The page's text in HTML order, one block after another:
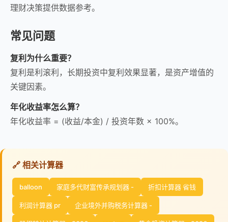
理财决策提供数据参考。
常见问题
复利为什么重要？
复利是利滚利，长期投资中复利效果显著，是资产增值的
关键因素。
年化收益率怎么算？
年化收益率 = (收益/本金) / 投资年数 × 100%。
🔗 相关计算器
balloon 家庭多代财富传承规划器 - 折扣计算器 省钱
利润计算器 pr 企业境外并购税务计算器 -